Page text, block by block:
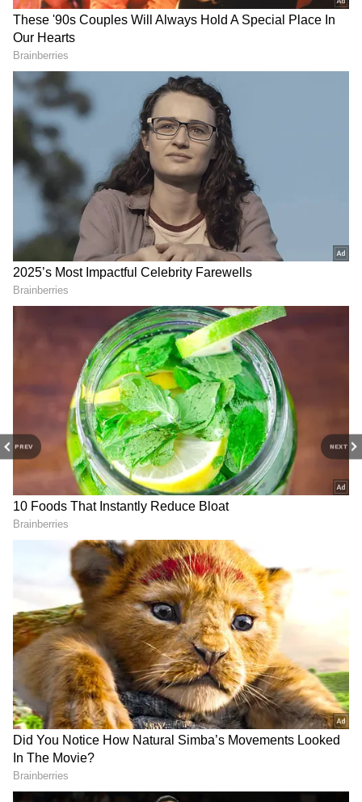
PREV NEXT
2
4
Image Credit :Getty
గాక్పో గోల్.. ఆపై ఊహించని ట్విస్ట్
ఈ మ్యాచ్‌లో ఫస్ట్ హాఫ్ అంతా ఇరు జట్లూ గట్టిగా ఫైట్
చేసినా ఒక్క గోల్ కూడా నమోదు కాలేదు. మొరాకో ప్లేయర్స్
డచ్ డిఫెన్స్‌పై ఓ రేంజ్‌లో ఎటాక్ చేసినా, నెదర్లాండ్స్
తట్టుకుని నిలబడింది. ఇక సెకండ్ హాఫ్‌లో మ్యాచ్
హీటెక్కింది. 72వ నిమిషంలో నెదర్లాండ్స్ స్టార్ ప్లేయర్ కోడి
గాక్పో అదిరిపోయే గోల్ కొట్టి తన టీమ్‌కు లీడ్ అందించాడు.
ఈ ఒక్క గోల్‌తో నెదర్లాండ్స్ మ్యాచ్ గెలిచేసి ప్రీ-క్వార్టర్స్
టికెట్ కన్ఫర్మ్ చేసుకుందని అందరూ ఫిక్స్ అయిపోయారు.
కానీ, సరిగ్గా ఇంజూరీ టైమ్‌లో మొరాకో ప్లేయర్ ఇసా డియోప్
హెడర్ ద్వారా మిరాకిల్ గోల్ చేశాడు. ఈ గోల్‌తో డచ్ టీమ్
గుండె పగిలిపోయింది. మ్యాచ్ 1-1తో సమం కావడంతో
ఎక్స్‌ట్రా టైమ్‌కు దారితీసింది.